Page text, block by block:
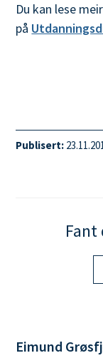
Du kan lese
på
Publisert
Eimund